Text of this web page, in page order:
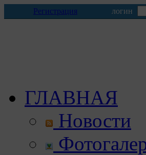
Регистрация логин
ГЛАВНАЯ
Новости